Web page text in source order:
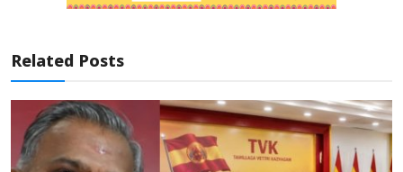
Related Posts